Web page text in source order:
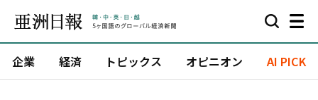
企業 経済 トピックス オピニオン AI PICK